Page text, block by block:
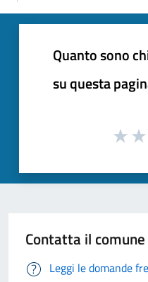
Quanto sono
su questa
Contatta il comune
Leggi le domande